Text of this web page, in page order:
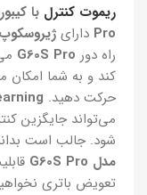
ریموت کنترل
Pro دارای ژیروسکوپ 6-axis
راه دور G60S Pro
کند و به شما امکان
حرکت دهید.
می‌تواند جایگزین
شود. جالب است
مدل G60S Pro
تعویض باتری